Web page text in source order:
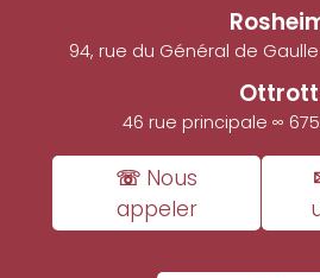
94, rue du Général de Gaulle
Ottrott
46 rue principale ∞
☏ Nous
appeler